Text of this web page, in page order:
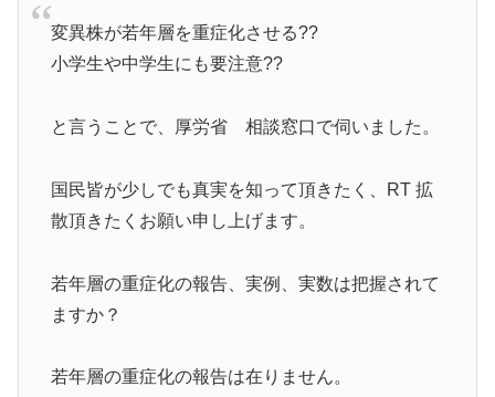
変異株が若年層を重症化させる??
小学生や中学生にも要注意??
と言うことで、厚労省 相談窓口で伺いました。
国民皆が少しでも真実を知って頂きたく、RT 拡
散頂きたくお願い申し上げます。
若年層の重症化の報告、実例、実数は把握されて
ますか？
若年層の重症化の報告は在りません。